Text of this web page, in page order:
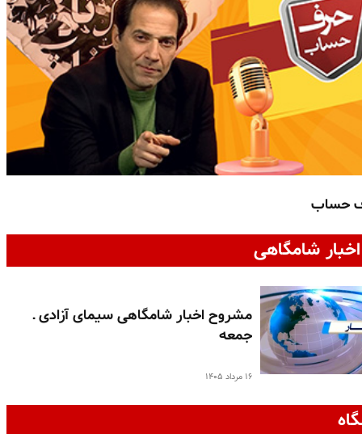
حساب
شامگاهی
مشروح اخبار شامگاهی سیمای آزادی ـ
جمعه
۱۶ مرداد ۱۴۰۵